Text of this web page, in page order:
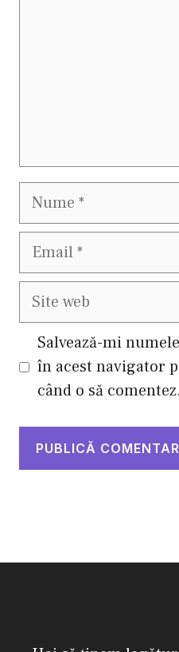
Nume
Email
Site
web
Salvează-mi
în acest navigator
când o să comentez.